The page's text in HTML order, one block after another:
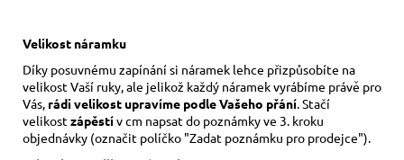
Velikost náramku
Díky posuvnému zapínání si náramek lehce přizpůsobíte na
velikost Vaší ruky, ale jelikož každý náramek vyrábíme právě pro
Vás, rádi velikost upravíme podle Vašeho přání . Stačí
velikostzápěstív cm napsat do poznámky ve 3. kroku
objednávky (označit políčko "Zadat poznámku pro prodejce").